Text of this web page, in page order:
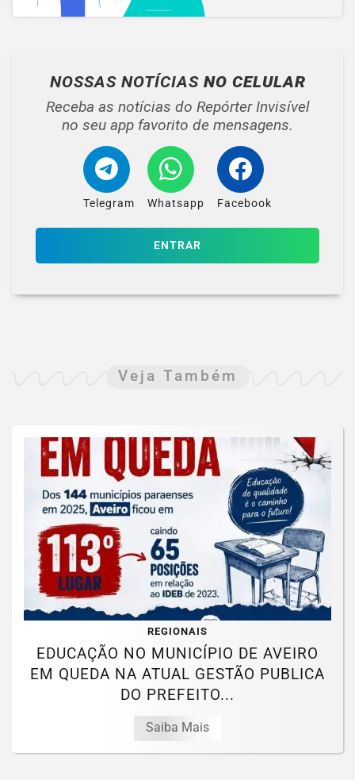
NOSSAS NOTÍCIAS NO CELULAR
Receba as notícias do Repórter Invisível
no seu app favorito de mensagens.
Telegram Whatsapp Facebook
ENTRAR
Veja Também
REGIONAIS
EDUCAÇÃO NO MUNICÍPIO DE AVEIRO
EM QUEDA NA ATUAL GESTÃO PUBLICA
DO PREFEITO...
Saiba Mais